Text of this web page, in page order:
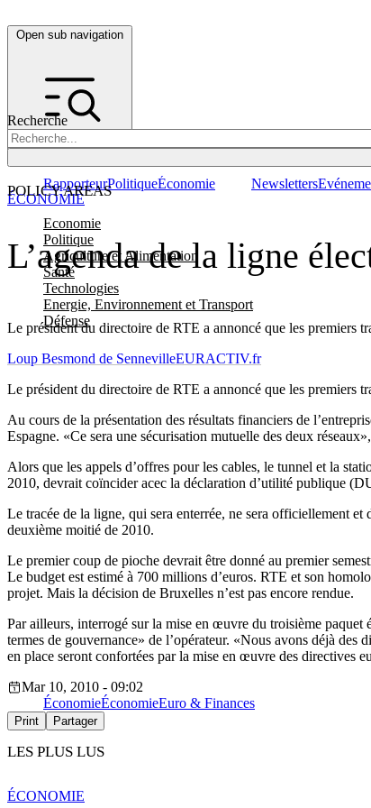
Open sub navigation
Recherche
POLICY AREAS
Economie
Politique
Agriculture et Alimentation
Santé
Technologies
Energie, Environnement et Transport
Défense
RapporteurPolitiqueÉconomie Newsletters
L’agenda de la ligne
Le président du directoire de RTE a annoncé que les premiers
ÉCONOMIE
Loup Besmond de SennevilleEURACTIV.fr
Le président du directoire de RTE a annoncé que les premiers
Au cours de la présentation des résultats financiers de
Espagne. «Ce sera une sécurisation mutuelle des deux
Alors que les appels d’offres pour les cables, le tunnel et la
2010, devrait coïncider acec la déclaration d’utilité publique
Le tracée de la ligne, qui sera enterrée, ne sera officiellement
deuxième moitié de 2010.
Le premier coup de pioche devrait être donné au premier
Le budget est estimé à 700 millions d’euros. RTE et son
projet. Mais la décision de Bruxelles n’est pas encore rendue.
Par ailleurs, interrogé sur la mise en œuvre du troisième
termes de gouvernance» de l’opérateur. «Nous avons déjà
en place seront confortées par la mise en œuvre des directives
Mar 10, 2010 - 09:02
ÉconomieÉconomieEuro & Finances
Print Partager
LES PLUS LUS
ÉCONOMIE